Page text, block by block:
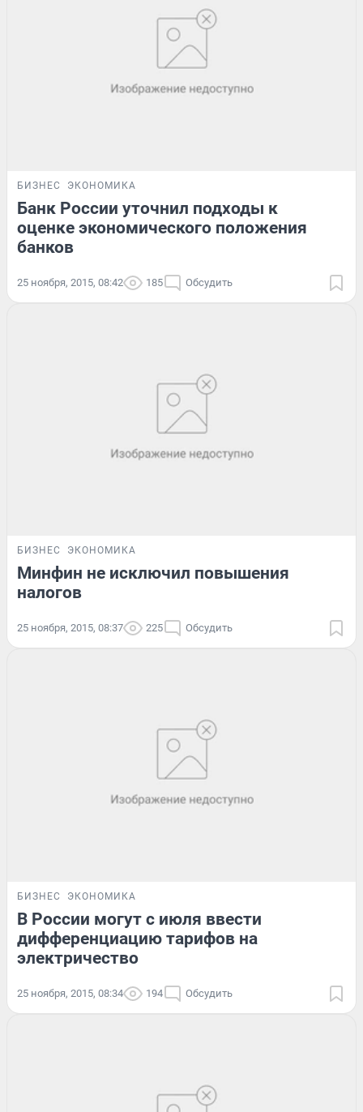
БИЗНЕС ЭКОНОМИКА
Банк России уточнил подходы к
оценке экономического положения
банков
25 ноября, 2015, 08:42 185 Обсудить
БИЗНЕС ЭКОНОМИКА
Минфин не исключил повышения
налогов
25 ноября, 2015, 08:37 225 Обсудить
БИЗНЕС ЭКОНОМИКА
В России могут с июля ввести
дифференциацию тарифов на
электричество
25 ноября, 2015, 08:34 194 Обсудить